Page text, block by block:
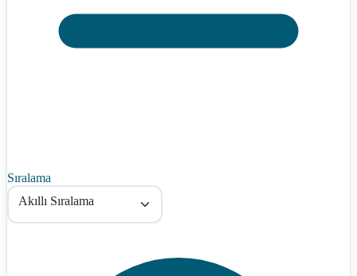
Sıralama
Akıllı Sıralama